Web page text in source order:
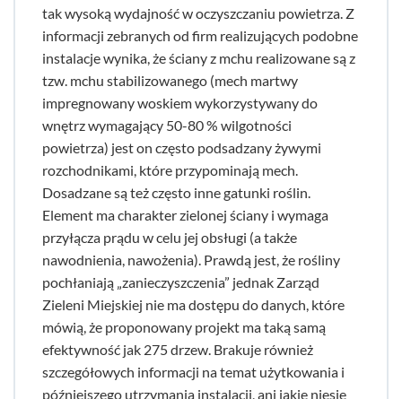
tak wysoką wydajność w oczyszczaniu powietrza. Z
informacji zebranych od firm realizujących podobne
instalacje wynika, że ściany z mchu realizowane są z
tzw. mchu stabilizowanego (mech martwy
impregnowany woskiem wykorzystywany do
wnętrz wymagający 50-80 % wilgotności
powietrza) jest on często podsadzany żywymi
rozchodnikami, które przypominają mech.
Dosadzane są też często inne gatunki roślin.
Element ma charakter zielonej ściany i wymaga
przyłącza prądu w celu jej obsługi (a także
nawodnienia, nawożenia). Prawdą jest, że rośliny
pochłaniają „zanieczyszczenia” jednak Zarząd
Zieleni Miejskiej nie ma dostępu do danych, które
mówią, że proponowany projekt ma taką samą
efektywność jak 275 drzew. Brakuje również
szczegółowych informacji na temat użytkowania i
późniejszego utrzymania instalacji, ani jakie niesie